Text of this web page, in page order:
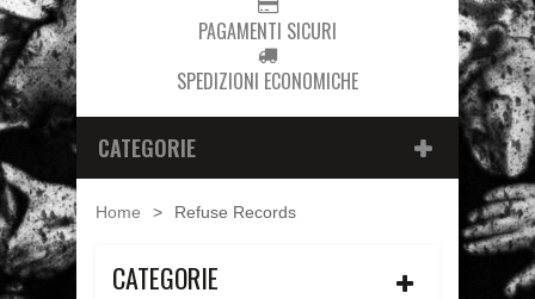
PAGAMENTI SICURI
SPEDIZIONI ECONOMICHE
CATEGORIE
Home > Refuse Records
CATEGORIE